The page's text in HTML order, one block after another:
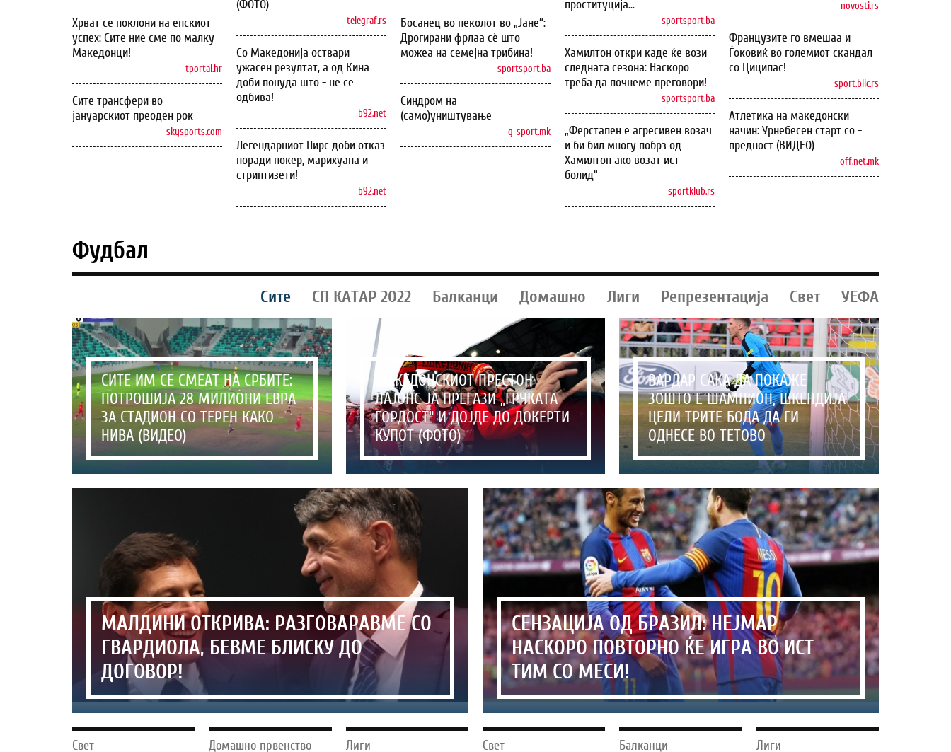
Хрват се поклони на епскиот
успех: Сите ние сме по малку
Македонци!
tportal.hr
Сите трансфери во
јануарскиот преоден рок
skysports.com
(ФОТО)
telegraf.rs
Со Македонија оствари
ужасен резултат, а од Кина
доби понуда што - не се
одбива!
b92.net
Легендарниот Пирс доби отказ
поради покер, марихуана и
стриптизети!
b92.net
Босанец во пеколот во „Јане“:
Дрогирани фрлаа сѐ што
можеа на семејна трибина!
sportsport.ba
Синдром на
(само)уништување
g-sport.mk
проституција...
sportsport.ba
Хамилтон откри каде ќе вози
следната сезона: Наскоро
треба да почнеме преговори!
sportsport.ba
„Ферстапен е агресивен возач
и би бил многу побрз од
Хамилтон ако возат ист
болид“
sportklub.rs
novosti.rs
Французите го вмешаа и
Ѓоковиќ во големиот скандал
со Циципас!
sport.blic.rs
Атлетика на македонски
начин: Урнебесен старт со -
предност (ВИДЕО)
off.net.mk
Фудбал
Сите СП КАТАР 2022 Балканци Домашно Лиги Репрезентација Свет УЕФА
СИТЕ ИМ СЕ СМЕАТ НА СРБИТЕ:
ПОТРОШИЈА 28 МИЛИОНИ ЕВРА
ЗА СТАДИОН СО ТЕРЕН КАКО -
НИВА (ВИДЕО)
МАКЕДОНСКИОТ ПРЕСТОН
ЛАЈОНС ЈА ПРЕГАЗИ „ГРЧКАТА
ГОРДОСТ“ И ДОЈДЕ ДО ДОКЕРТИ
КУПОТ (ФОТО)
ВАРДАР САКА ДА ПОКАЖЕ
ЗОШТО Е ШАМПИОН, ШКЕНДИЈА
ЦЕЛИ ТРИТЕ БОДА ДА ГИ
ОДНЕСЕ ВО ТЕТОВО
МАЛДИНИ ОТКРИВА: РАЗГОВАРАВМЕ СО
ГВАРДИОЛА, БЕВМЕ БЛИСКУ ДО
ДОГОВОР!
СЕНЗАЦИЈА ОД БРАЗИЛ: НЕЈМАР
НАСКОРО ПОВТОРНО ЌЕ ИГРА ВО ИСТ
ТИМ СО МЕСИ!
Свет Домашно првенство Лиги Свет Балканци Лиги